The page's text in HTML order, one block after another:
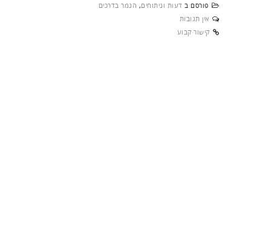
פורסם ב דעות וניתוחים, הנמר בדרכים
אין תגובות
קישור קבוע